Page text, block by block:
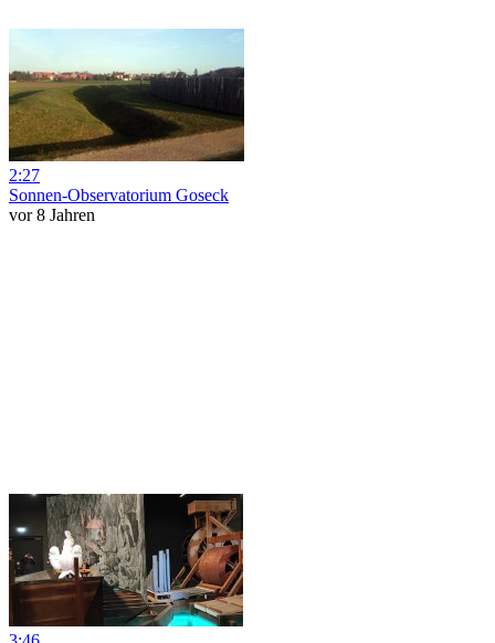
2:27
Sonnen-Observatorium Goseck
vor 8 Jahren